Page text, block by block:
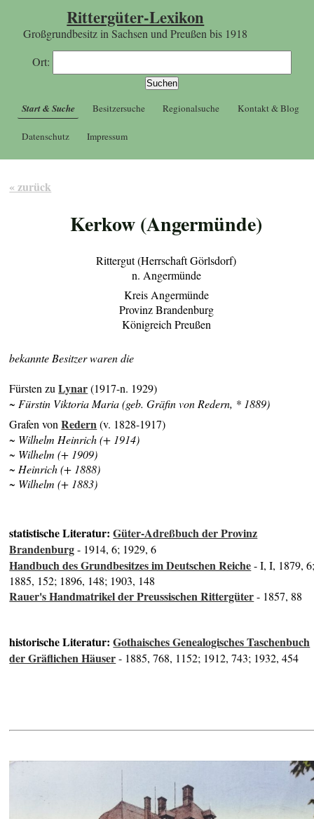
Rittergüter-Lexikon
Großgrundbesitz in Sachsen und Preußen bis 1918
Ort:
Start & Suche Besitzersuche Regionalsuche Kontakt & Blog
Datenschutz Impressum
« zurück
Kerkow (Angermünde)
Rittergut (Herrschaft Görlsdorf)
n. Angermünde
Kreis Angermünde
Provinz Brandenburg
Königreich Preußen
bekannte Besitzer waren die
Fürsten zuLynar(1917-n. 1929)
~ Fürstin Viktoria Maria (geb. Gräfin von Redern, * 1889)
Grafen vonRedern(v. 1828-1917)
~ Wilhelm Heinrich (+ 1914)
~ Wilhelm (+ 1909)
~ Heinrich (+ 1888)
~ Wilhelm (+ 1883)
statistische Literatur:Güter-Adreßbuch der Provinz
Brandenburg- 1914, 6; 1929, 6
Handbuch des Grundbesitzes im Deutschen Reiche- I, I, 1879,
1885, 152; 1896, 148; 1903, 148
Rauer's Handmatrikel der Preussischen Rittergüter- 1857, 88
historische Literatur:Gothaisches Genealogisches Taschenbuch
der Gräflichen Häuser- 1885, 768, 1152; 1912, 743; 1932, 454